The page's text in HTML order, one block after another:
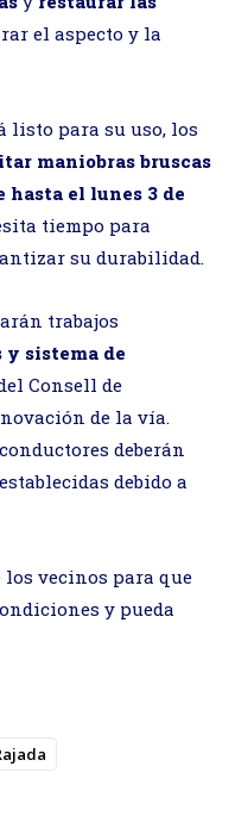
el aspecto y la
listo para su uso, los
maniobras bruscas
el lunes 3 de
tiempo para
su durabilidad.
trabajos
sistema de
Consell de
de la vía.
deberán
establecidas debido a
los vecinos para que
y pueda